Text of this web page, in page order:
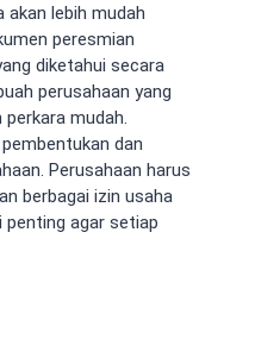
akan lebih mudah
peresmian
diketahui secara
perusahaan yang
mudah.
dan
Perusahaan harus
berbagai izin usaha
penting agar setiap